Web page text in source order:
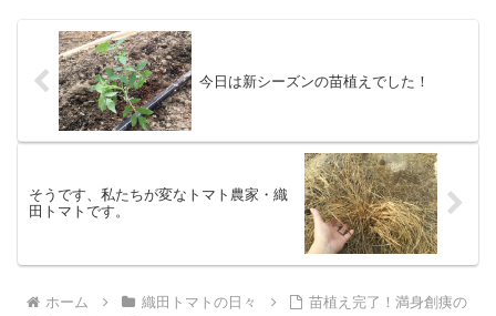
今日は新シーズンの苗植えでした！
そうです、私たちが変なトマト農家・織
田トマトです。
ホーム 織田トマトの日々
苗植え完了！満身創痍の